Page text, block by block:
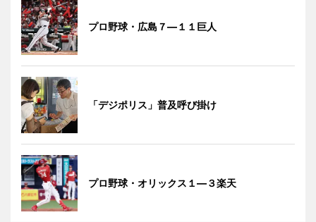
プロ野球・広島７―１１巨人
「デジポリス」普及呼び掛け
プロ野球・オリックス１―３楽天